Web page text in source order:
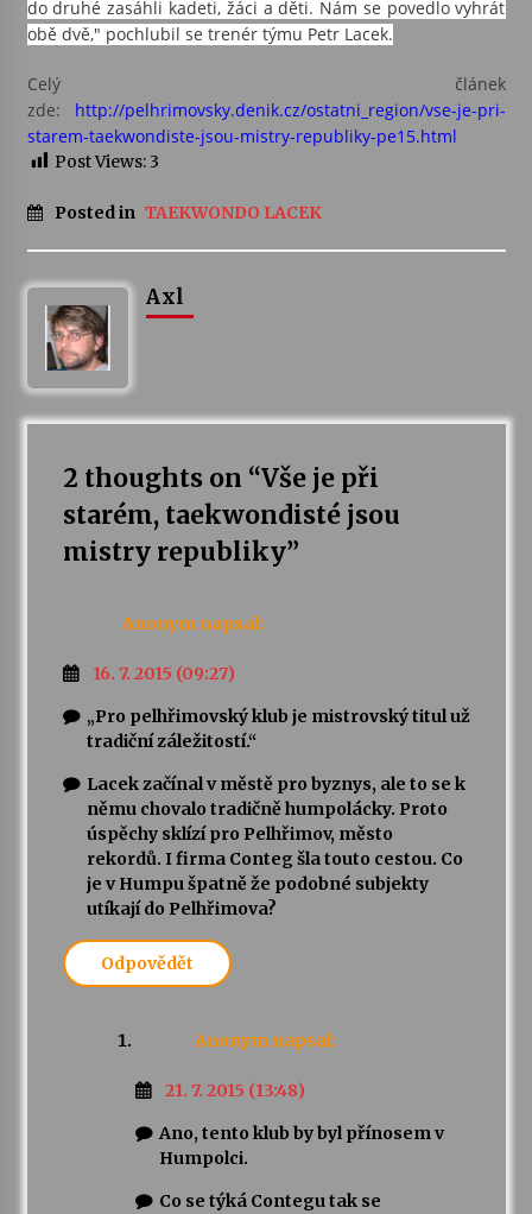
Votavžatský ploty
17. 7. 2026
Za kulturou kousek za Humpolec. V Želivě ožije
odkaz Josefa Čapka
13. 7. 2026
3. 7. 2026
30. 6. 2026
do druhé zasáhli kadeti, žáci a děti. Nám se povedlo vyhrát
obě dvě," pochlubil se trenér týmu Petr Lacek.
Celý článek
zde: http://pelhrimovsky.denik.cz/ostatni_region/vse-je-pri-
starem-taekwondiste-jsou-mistry-republiky-pe15.html
Post Views:3
Posted in TAEKWONDO LACEK
Axl
2 thoughts on “Vše je při
starém, taekwondisté jsou
mistry republiky”
Anonym napsal:
16. 7. 2015 (09:27)
„Pro pelhřimovský klub je mistrovský titul už
tradiční záležitostí.“
Lacek začínal v městě pro byznys, ale to se k
němu chovalo tradičně humpolácky. Proto
úspěchy sklízí pro Pelhřimov, město
rekordů. I firma Conteg šla touto cestou. Co
je v Humpu špatně že podobné subjekty
utíkají do Pelhřimova?
Odpovědět
Anonym napsal:
21. 7. 2015 (13:48)
Ano, tento klub by byl přínosem v
Humpolci.
Co se týká Contegu tak se